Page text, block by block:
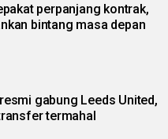
perpanjang kontrak,
bintang masa depan
gabung Leeds United,
termahal